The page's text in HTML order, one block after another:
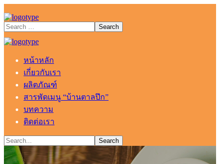
หน้าหลัก
เกี่ยวกับเรา
ผลิตภัณฑ์
สารพัดเมนู “บ้านตาลปึก”
บทความ
ติดต่อเรา